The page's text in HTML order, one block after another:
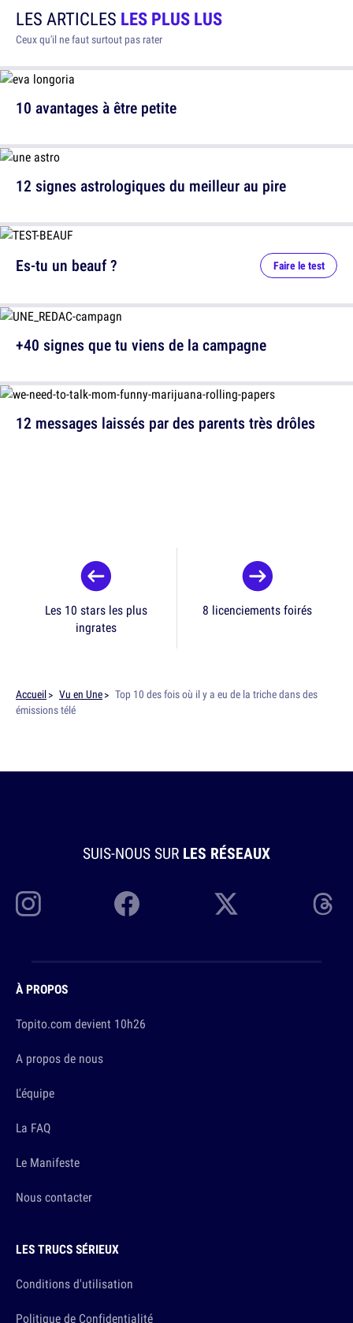
LES ARTICLES LES PLUS LUS
Ceux qu'il ne faut surtout pas rater
10 avantages à être petite
12 signes astrologiques du meilleur au pire
12 messages laissés par des parents très drôles
Es-tu un beauf ? Faire le test
+40 signes que tu viens de la campagne
Les 10 stars les plus
ingrates
8 licenciements foirés
Accueil Vu en Une
Top 10 des fois où il y a eu de la triche dans des
émissions télé
SUIS-NOUS SUR LES RÉSEAUX
À PROPOS
Topito.com devient 10h26
A propos de nous
L'équipe
La FAQ
Le Manifeste
Nous contacter
LES TRUCS SÉRIEUX
Conditions d'utilisation
Politique de Confidentialité